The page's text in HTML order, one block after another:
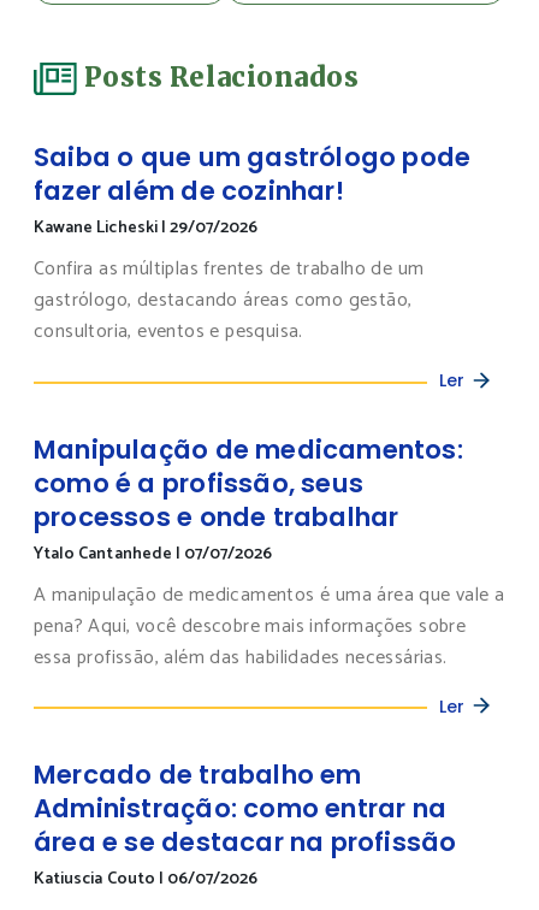
Posts Relacionados
Saiba o que um gastrólogo pode
fazer além de cozinhar!
Kawane Licheski|29/07/2026
Confira as múltiplas frentes de trabalho de um
gastrólogo, destacando áreas como gestão,
consultoria, eventos e pesquisa.
Ler
Manipulação de medicamentos:
como é a profissão, seus
processos e onde trabalhar
Ytalo Cantanhede | 07/07/2026
A manipulação de medicamentos é uma área que vale a
pena? Aqui, você descobre mais informações sobre
essa profissão, além das habilidades necessárias.
Ler
Mercado de trabalho em
Administração: como entrar na
área e se destacar na profissão
Katiuscia Couto | 06/07/2026